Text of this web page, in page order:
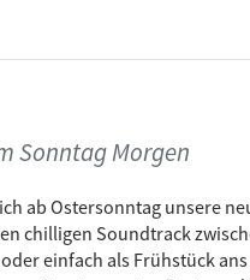
(Pecoe 2016 Flip)
Swing
(Mr. Urbs Slowfoot Mix)
President
Sonntag Morgen
ab Ostersonntag unsere
chilligen Soundtrack
einfach als Frühstück